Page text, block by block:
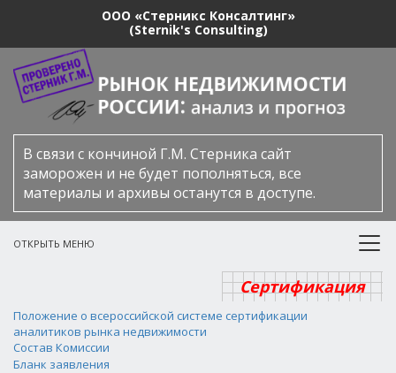
ООО «Стерникс Консалтинг»
(Sternik's Consulting)
В связи с кончиной Г.М. Стерника сайт
заморожен и не будет пополняться, все
материалы и архивы останутся в доступе.
ОТКРЫТЬ МЕНЮ
Сертификация
Положение о всероссийской системе сертификации
аналитиков рынка недвижимости
Состав Комиссии
Бланк заявления